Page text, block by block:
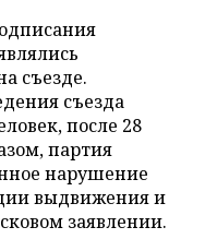
съезде.
съезда
после 28
партия
нарушение
выдвижения и
заявлении.